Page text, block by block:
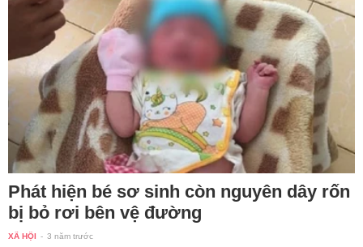
Phát hiện bé sơ sinh còn nguyên dây rốn
bị bỏ rơi bên vệ đường
XÃ HỘI - 3 năm trước